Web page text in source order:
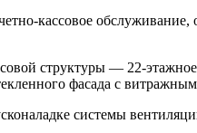
кассовое
структуры — 22-
фасада с
системы